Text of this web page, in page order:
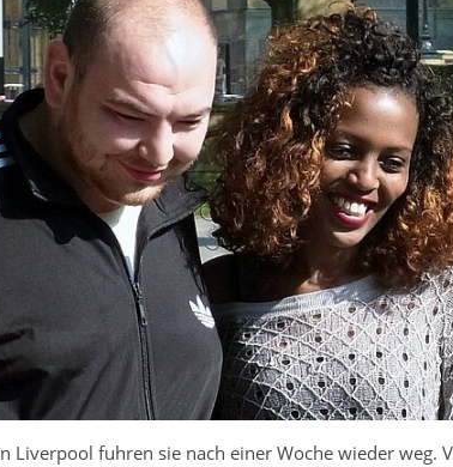
Liverpool fuhren sie nach einer Woche wieder weg.